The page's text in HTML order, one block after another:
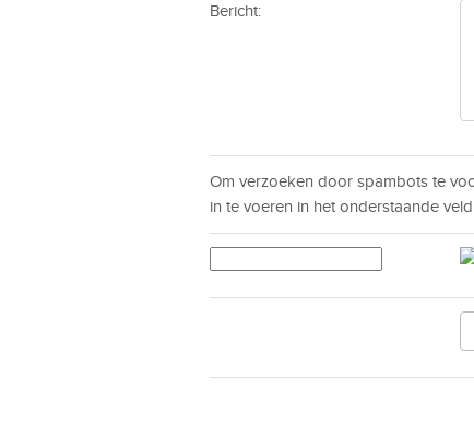
Bericht:
Om verzoeken door spambots te
in te voeren in het onderstaande veld.